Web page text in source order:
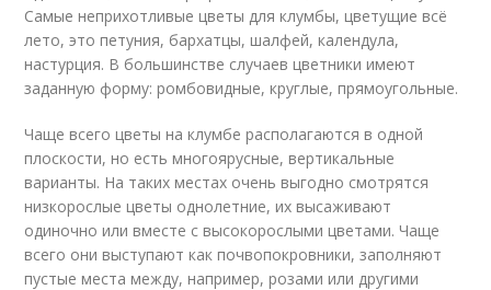
Самые неприхотливые цветы для клумбы, цветущие всё
лето, это петуния, бархатцы, шалфей, календула,
настурция. В большинстве случаев цветники имеют
заданную форму: ромбовидные, круглые, прямоугольные.
Чаще всего цветы на клумбе располагаются в одной
плоскости, но есть многоярусные, вертикальные
варианты. На таких местах очень выгодно смотрятся
низкорослые цветы однолетние, их высаживают
одиночно или вместе с высокорослыми цветами. Чаще
всего они выступают как почвопокровники, заполняют
пустые места между, например, розами или другими